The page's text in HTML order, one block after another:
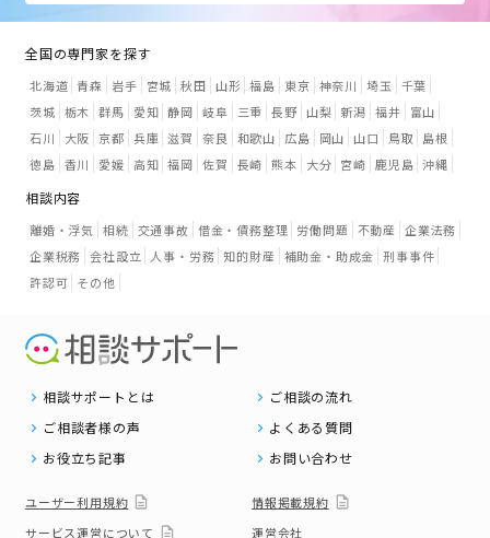
全国の専門家を探す
北海道 青森 岩手 宮城 秋田 山形 福島 東京 神奈川 埼玉
千葉
茨城 栃木 群馬 愛知 静岡 岐阜 三重 長野 山梨 新潟 福井
富山
石川
大阪 京都 兵庫 滋賀 奈良 和歌山 広島 岡山 山口 鳥取
島根
徳島 香川 愛媛 高知 福岡 佐賀 長崎 熊本 大分 宮崎 鹿児島 沖縄
相談内容
離婚・浮気 相続 交通事故 借金・債務整理 労働問題 不動産 企業法務
企業税務 会社設立 人事・労務 知的財産 補助金・助成金 刑事事件
許認可 その他
相談サポートとは
ご相談の流れ
ご相談者様の声
よくある質問
お役立ち記事
お問い合わせ
ユーザー利用規約
情報掲載規約
サービス運営について
運営会社